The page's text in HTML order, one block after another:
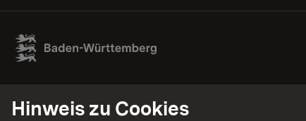
Hinweis zu Cookies